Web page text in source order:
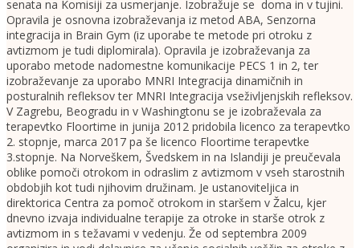
senata na Komisiji za usmerjanje. Izobražuje se doma in v tujini.
Opravila je osnovna izobraževanja iz metod ABA, Senzorna
integracija in Brain Gym (iz uporabe te metode pri otroku z
avtizmom je tudi diplomirala). Opravila je izobraževanja za
uporabo metode nadomestne komunikacije PECS 1 in 2, ter
izobraževanje za uporabo MNRI Integracija dinamičnih in
posturalnih refleksov ter MNRI Integracija vseživljenjskih refleksov.
V Zagrebu, Beogradu in v Washingtonu se je izobraževala za
terapevtko Floortime in junija 2012 pridobila licenco za terapevtko
2. stopnje, marca 2017 pa še licenco Floortime terapevtke
3.stopnje. Na Norveškem, Švedskem in na Islandiji je preučevala
oblike pomoči otrokom in odraslim z avtizmom v vseh starostnih
obdobjih kot tudi njihovim družinam. Je ustanoviteljica in
direktorica Centra za pomoč otrokom in staršem v Žalcu, kjer
dnevno izvaja individualne terapije za otroke in starše otrok z
avtizmom in s težavami v vedenju. Že od septembra 2009